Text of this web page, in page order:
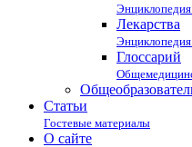
Лекарства
Глоссарий
Статьи
Гостевые материалы
О сайте